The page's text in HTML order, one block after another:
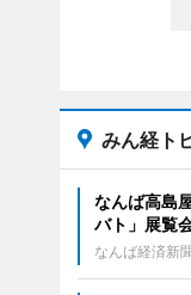
みん経ト
なんば高島
バト」展覧
なんば経済新